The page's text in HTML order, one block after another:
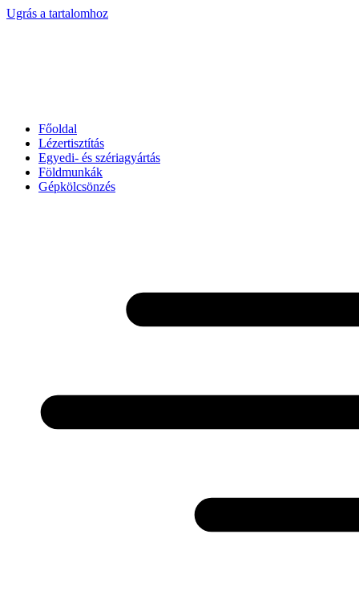
Ugrás a tartalomhoz
Főoldal
Lézertisztítás
Egyedi- és szériagyártás
Földmunkák
Gépkölcsönzés